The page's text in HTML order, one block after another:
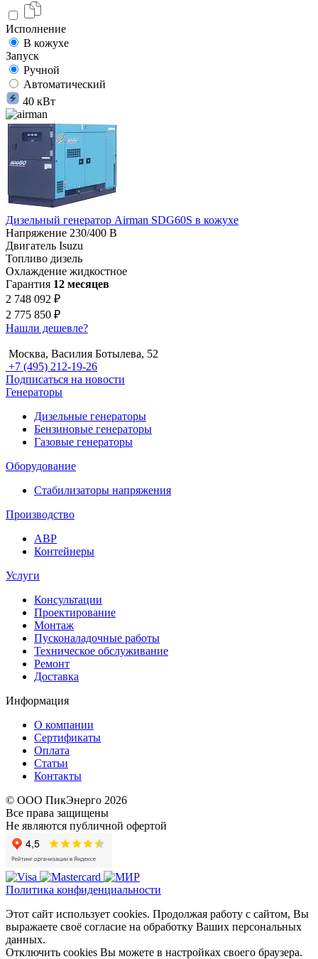
Исполнение
В кожухе
Запуск
Ручной
Автоматический
40 кВт
Дизельный генератор Airman SDG60S в кожухе
Напряжение 230/400 В
Двигатель Isuzu
Топливо дизель
Охлаждение жидкостное
Гарантия 12 месяцев
2 748 092 ₽
2 775 850 ₽
Нашли дешевле?
Москва, Василия Ботылева, 52
+7 (495) 212-19-26
Подписаться на новости
Генераторы
Дизельные генераторы
Бензиновые генераторы
Газовые генераторы
Оборудование
Стабилизаторы напряжения
Производство
АВР
Контейнеры
Услуги
Консультации
Проектирование
Монтаж
Пусконаладочные работы
Техническое обслуживание
Ремонт
Доставка
Информация
О компании
Сертификаты
Оплата
Статьи
Контакты
© ООО ПикЭнерго 2026
Все права защищены
Не являются публичной офертой
Политика конфиденциальности
Этот сайт использует cookies. Продолжая работу с сайтом, Вы
выражаете своё согласие на обработку Ваших персональных
данных.
Отключить cookies Вы можете в настройках своего браузера.